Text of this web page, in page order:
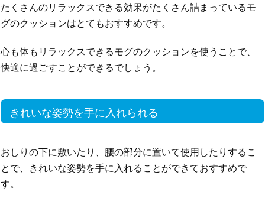
たくさんのリラックスできる効果がたくさん詰まっているモ
グのクッションはとてもおすすめです。
心も体もリラックスできるモグのクッションを使うことで、
快適に過ごすことができるでしょう。
きれいな姿勢を手に入れられる
おしりの下に敷いたり、腰の部分に置いて使用したりするこ
とで、きれいな姿勢を手に入れることができておすすめで
す。